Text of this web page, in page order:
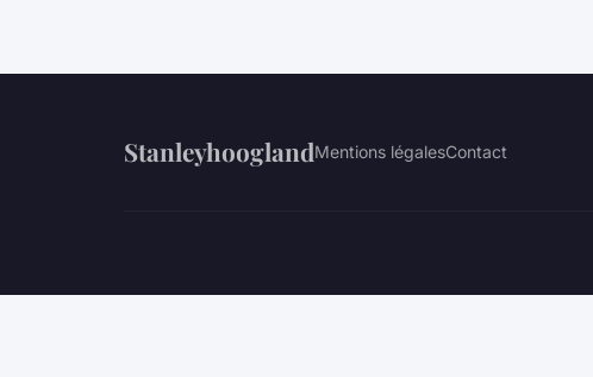
StanleyhooglandMentions légalesContact